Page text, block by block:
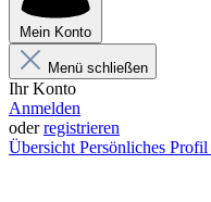
Mein Konto
Menü schließen
Ihr Konto
Anmelden
oderregistrieren
Übersicht Persönliches Profil